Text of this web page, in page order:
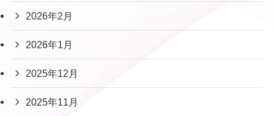
2026年2月
2026年1月
2025年12月
2025年11月